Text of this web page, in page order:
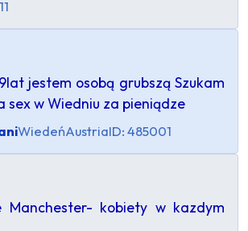
jestem osobą grubszą Szukam
sex w Wiedniu za pieniądze
WiedeńAustriaID: 485001
Manchester- kobiety w kazdym